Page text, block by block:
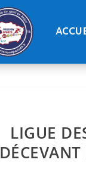
LIGUE